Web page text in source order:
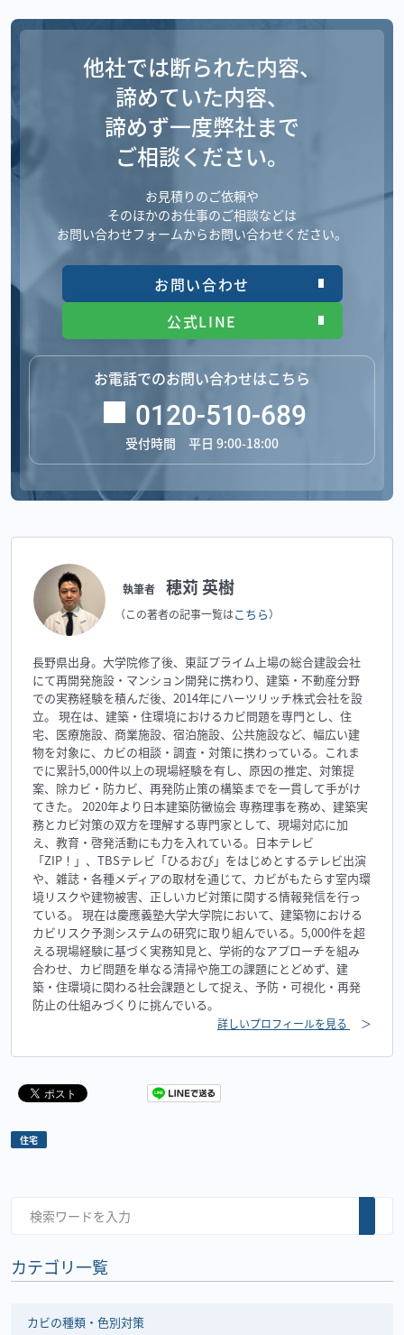
他社では断られた内容、
諦めていた内容、
諦めず一度弊社まで
ご相談ください。
お見積りのご依頼や
そのほかのお仕事のご相談などは
お問い合わせフォームからお問い合わせください。
お問い合わせ
公式LINE
お電話でのお問い合わせはこちら
0120-510-689
受付時間 平日 9:00-18:00
執筆者 穂苅 英樹
（この著者の記事一覧はこちら）
長野県出身。大学院修了後、東証プライム上場の総合建設会社
にて再開発施設・マンション開発に携わり、建築・不動産分野
での実務経験を積んだ後、2014年にハーツリッチ株式会社を設
立。 現在は、建築・住環境におけるカビ問題を専門とし、住
宅、医療施設、商業施設、宿泊施設、公共施設など、幅広い建
物を対象に、カビの相談・調査・対策に携わっている。これま
でに累計5,000件以上の現場経験を有し、原因の推定、対策提
案、除カビ・防カビ、再発防止策の構築までを一貫して手がけ
てきた。 2020年より日本建築防黴協会 専務理事を務め、建築実
務とカビ対策の双方を理解する専門家として、現場対応に加
え、教育・啓発活動にも力を入れている。日本テレビ
「ZIP！」、TBSテレビ「ひるおび」をはじめとするテレビ出演
や、雑誌・各種メディアの取材を通じて、カビがもたらす室内環
境リスクや建物被害、正しいカビ対策に関する情報発信を行っ
ている。 現在は慶應義塾大学大学院において、建築物における
カビリスク予測システムの研究に取り組んでいる。5,000件を超
える現場経験に基づく実務知見と、学術的なアプローチを組み
合わせ、カビ問題を単なる清掃や施工の課題にとどめず、建
築・住環境に関わる社会課題として捉え、予防・可視化・再発
防止の仕組みづくりに挑んでいる。
詳しいプロフィールを見る ＞
住宅
カテゴリ一覧
カビの種類・色別対策